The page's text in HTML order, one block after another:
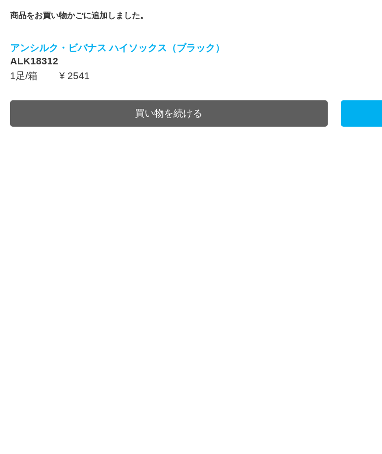
商品をお買い物かごに追加しました。
アンシルク・ビバナス ハイソックス（ブラック）
ALK18312
1足/箱 ¥ 2541
買い物を続ける